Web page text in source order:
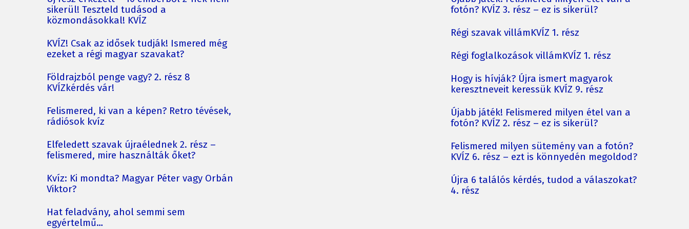
sikerül! Teszteld tudásod a
közmondásokkal! KVÍZ
KVÍZ! Csak az idősek tudják! Ismered még
ezeket a régi magyar szavakat?
Földrajzból penge vagy? 2. rész 8
KVÍZkérdés vár!
Felismered, ki van a képen? Retro tévések,
rádiósok kvíz
Elfeledett szavak újraélednek 2. rész –
felismered, mire használták őket?
Kvíz: Ki mondta? Magyar Péter vagy Orbán
Viktor?
Hat feladvány, ahol semmi sem
egyértelmű…
fotón? KVÍZ 3. rész – ez is sikerül?
Régi szavak villámKVÍZ 1. rész
Régi foglalkozások villámKVÍZ 1. rész
Hogy is hívják? Újra ismert magyarok
keresztneveit keressük KVÍZ 9. rész
Újabb játék! Felismered milyen étel van a
fotón? KVÍZ 2. rész – ez is sikerül?
Felismered milyen sütemény van a fotón?
KVÍZ 6. rész – ezt is könnyedén megoldod?
Újra 6 találós kérdés, tudod a válaszokat?
4. rész